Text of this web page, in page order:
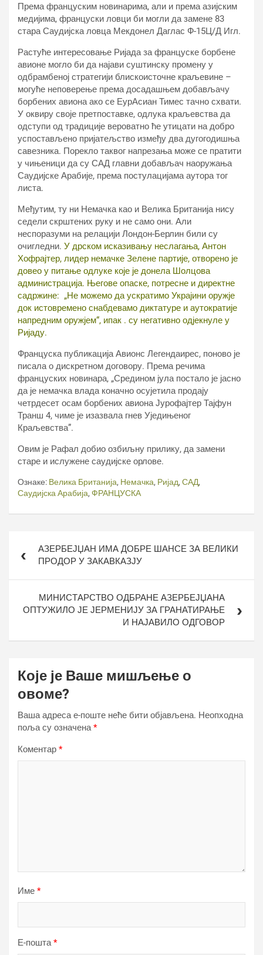
Према француским новинарима, али и према азијским
медијима, француски ловци би могли да замене 83
стара Саудијска ловца Мекдонел Даглас Ф-15Ц/Д Игл.
Растуће интересовање Ријада за француске борбене
авионе могло би да најави суштинску промену у
одбрамбеној стратегији блискоисточне краљевине –
могуће неповерење према досадашњем добављачу
борбених авиона ако се ЕурАсиан Тимес тачно схвати.
У оквиру своје претпоставке, одлука краљевства да
одступи од традиције вероватно ће утицати на добро
успостављено пријатељство између два дугогодишња
савезника. Порекло таквог напрезања може се пратити
у чињеници да су САД главни добављач наоружања
Саудијске Арабије, према постулацијама аутора тог
листа.
Међутим, ту ни Немачка као и Велика Британија нису
седели скрштених руку и не само они. Али
неспоразуми на релацији Лондон-Берлин били су
очигледни. У дрском исказивању неслагања, Антон
Хофрајтер, лидер немачке Зелене партије, отворено је
довео у питање одлуке које је донела Шолцова
администрација. Његове опаске, потресне и директне
садржине: „Не можемо да ускратимо Украјини оружје
док истовремено снабдевамо диктатуре и аутократије
напредним оружјем“, ипак . су негативно одјекнуле у
Ријаду.
Француска публикација Авионс Легендаирес, поново је
писала о дискретном договору. Према речима
француских новинара, „Средином јула постало је јасно
да је немачка влада коначно осујетила продају
четрдесет осам борбених авиона Јурофајтер Тајфун
Транш 4, чиме је изазвала гнев Уједињеног
Краљевства”.
Овим је Рафал добио озбиљну прилику, да замени
старе и ислужене саудијске орлове.
Ознаке: Велика Британија, Немачка, Ријад, САД,
Саудијска Арабија, ФРАНЦУСКА
чланкаАЗЕРБЕЈЏАН ИМА ДОБРЕ ШАНСЕ ЗА ВЕЛИКИ
ПРОДОР У ЗАКАВКАЗЈУ
МИНИСТАРСТВО ОДБРАНЕ АЗЕРБЕЈЏАНА
ОПТУЖИЛО ЈЕ ЈЕРМЕНИЈУ ЗА ГРАНАТИРАЊЕ
И НАЈАВИЛО ОДГОВОР
Које је Ваше мишљење о
овоме?
Ваша адреса е-поште неће бити објављена. Неопходна
поља су означена*
Коментар *
Име *
Е-пошта*